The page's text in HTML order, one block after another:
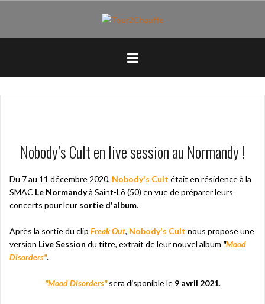
Nobody’s Cult en live session au Normandy !
Du 7 au 11 décembre 2020, Nobody's Cult était en résidence à la
SMAC Le Normandyà Saint-Lô (50) en vue de préparer leurs
concerts pour leur sortie d'album.
Après la sortie du clip Freak Out, Nobody's Cult nous propose une
version Live Session du titre, extrait de leur nouvel album "Mood
Disorders".
"Mood Disorders"sera disponible le 9 avril 2021.